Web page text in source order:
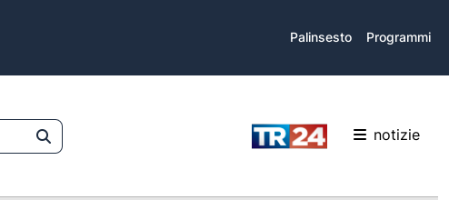
Palinsesto Programmi
notizie